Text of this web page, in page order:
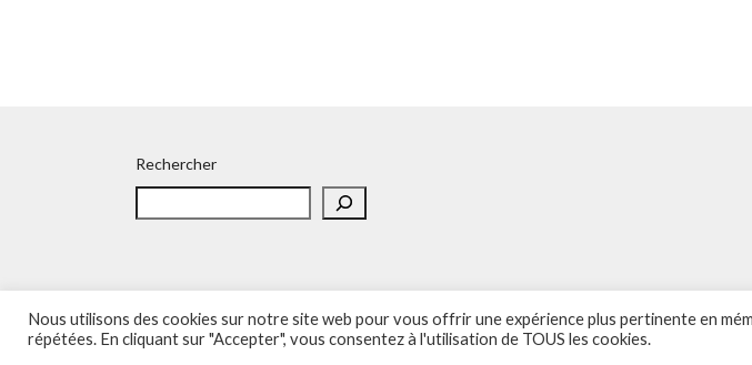
Rechercher
Accueil Politique de confidentialité Adhésion Contacts SOS – Demande d’aide
Nous utilisons des cookies sur notre site web pour vous offrir une expérience plus pertinente en
répétées. En cliquant sur "Accepter", vous consentez à l'utilisation de TOUS les cookies.